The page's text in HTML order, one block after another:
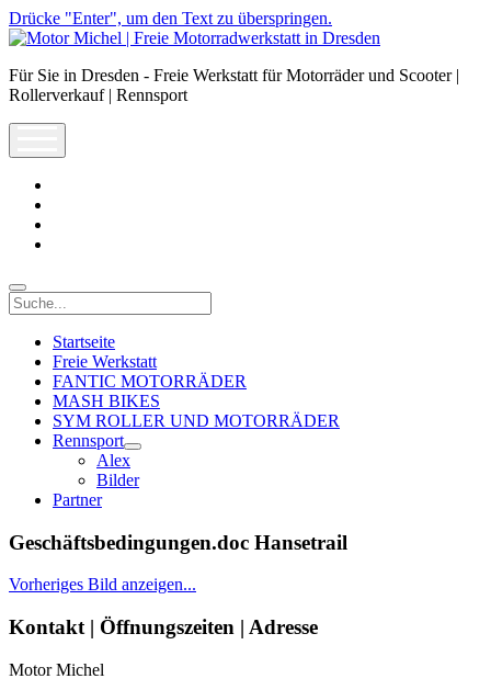
Drücke "Enter", um den Text zu überspringen.
Motor
|
Freie
Dresden
Für Sie in Dresden - Freie Werkstatt für Motorräder und Scooter |
Rollerverkauf | Rennsport
Suche
Startseite
Freie Werkstatt
FANTIC MOTORRÄDER
MASH BIKES
SYM ROLLER UND MOTORRÄDER
Rennsport
open
menu
Alex
Bilder
Partner
Geschäftsbedingungen.doc Hansetrail
Vorheriges Bild anzeigen...
Seitenleiste
Kontakt | Öffnungszeiten | Adresse
Motor Michel